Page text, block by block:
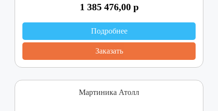
1 385 476,00 р
Подробнее
Заказать
Мартиника Атолл